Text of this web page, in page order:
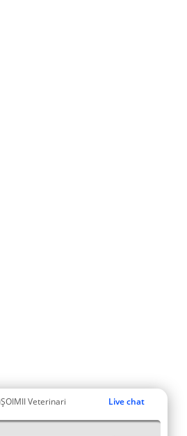
ȘOIMII Veterinari Live chat